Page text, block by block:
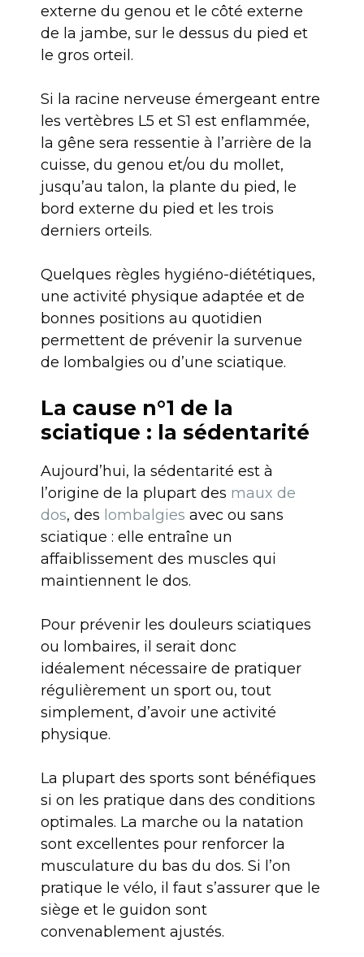
externe du genou et le côté externe
de la jambe, sur le dessus du pied et
le gros orteil.
Si la racine nerveuse émergeant entre
les vertèbres L5 et S1 est enflammée,
la gêne sera ressentie à l’arrière de la
cuisse, du genou et/ou du mollet,
jusqu’au talon, la plante du pied, le
bord externe du pied et les trois
derniers orteils.
Quelques règles hygiéno-diététiques,
une activité physique adaptée et de
bonnes positions au quotidien
permettent de prévenir la survenue
de lombalgies ou d’une sciatique.
La cause n°1 de la
sciatique : la sédentarité
Aujourd’hui, la sédentarité est à
l’origine de la plupart des maux de
dos, des lombalgies avec ou sans
sciatique : elle entraîne un
affaiblissement des muscles qui
maintiennent le dos.
Pour prévenir les douleurs sciatiques
ou lombaires, il serait donc
idéalement nécessaire de pratiquer
régulièrement un sport ou, tout
simplement, d’avoir une activité
physique.
La plupart des sports sont bénéfiques
si on les pratique dans des conditions
optimales. La marche ou la natation
sont excellentes pour renforcer la
musculature du bas du dos. Si l’on
pratique le vélo, il faut s’assurer que le
siège et le guidon sont
convenablement ajustés.